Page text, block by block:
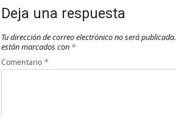
Deja una respuesta
Tu dirección de correo electrónico no será publicada.
están marcados con *
Comentario *